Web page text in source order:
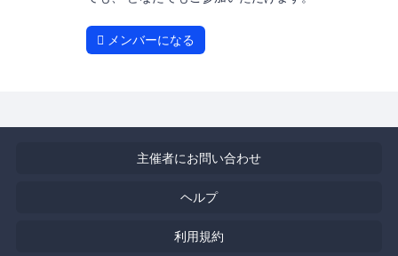
メンバーになる
主催者にお問い合わせ
ヘルプ
利用規約